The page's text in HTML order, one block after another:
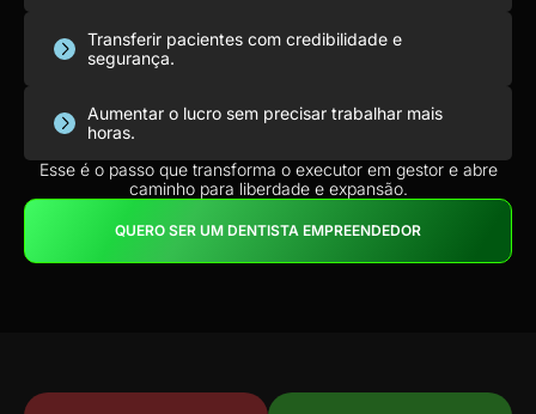
Transferir pacientes com credibilidade e
segurança.
Aumentar o lucro sem precisar trabalhar mais
horas.
Esse é o passo que transforma o executor em gestor e abre
caminho para liberdade e expansão.
QUERO SER UM DENTISTA EMPREENDEDOR